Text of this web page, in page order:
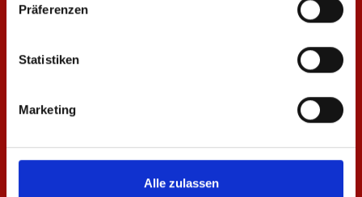
Präferenzen
Statistiken
Marketing
Alle zulassen